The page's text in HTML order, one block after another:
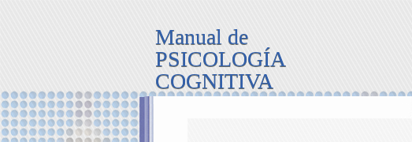
Manual de
PSICOLOGÍA
COGNITIVA